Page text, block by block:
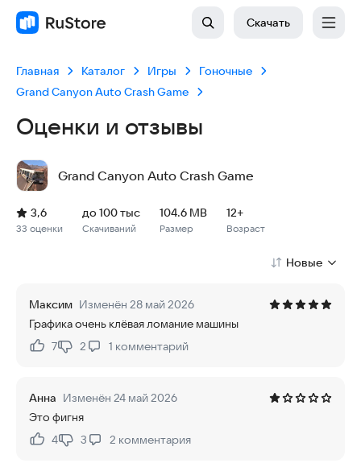
Скачать
Главная Каталог Игры
Гоночные
Grand Canyon Auto Crash Game
Оценки и отзывы
Grand Canyon Auto Crash Game
Рейтинг: 3,6, 33 оценки
Скачиваний: до 100 тыс
Размер файла: 104.6 MB
Возрастное ограничение: 104.6 MB
33 оценки
3,6
Скачиваний
до 100 тыс
Размер
104.6 MB
Возраст
12+
Новые
Максим Изменён 28 май 2026
Графика очень клёвая ломание машины
Нравится:
7Не нравится:
2 1 комментарий
Анна Изменён 24 май 2026
Это фигня
Нравится:
4Не нравится:
3 2 комментария